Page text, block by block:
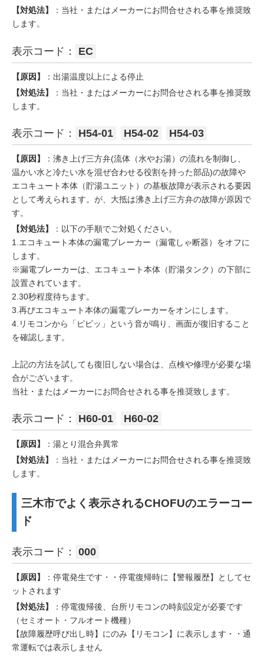
【対処法】
：当社・またはメーカーにお問合せされる事を推奨致
します。
表示コード： EC
【原因】
：出湯温度以上による停止
【対処法】
：当社・またはメーカーにお問合せされる事を推奨致
します。
表示コード： H54-01 H54-02 H54-03
【原因】
：沸き上げ三方弁(流体（水やお湯）の流れを制御し、
温かい水と冷たい水を混ぜ合わせる役割を持った部品)の故障や
エコキュート本体（貯湯ユニット）の基板故障が表示される要因
として考えられます。が、大抵は沸き上げ三方弁の故障が原因で
す。
【対処法】
：以下の手順でご対処ください。
1.エコキュート本体の漏電ブレーカー（漏電しゃ断器）をオフに
します。
※漏電ブレーカーは、エコキュート本体（貯湯タンク）の下部に
設置されています。
2.30秒程度待ちます。
3.再びエコキュート本体の漏電ブレーカーをオンにします。
4.リモコンから「ピピッ」という音が鳴り、画面が復旧すること
を確認します。
上記の方法を試しても復旧しない場合は、点検や修理が必要な場
合がございます。
当社・またはメーカーにお問合せされる事を推奨致します。
表示コード： H60-01 H60-02
【原因】
：湯とり混合弁異常
【対処法】
：当社・またはメーカーにお問合せされる事を推奨致
します。
三木市でよく表示されるCHOFUのエラーコー
ド
表示コード： 000
【原因】
：停電発生です・・停電復帰時に【警報履歴】としてセ
ットされます
【対処法】
：停電復帰後、台所リモコンの時刻設定が必要です
（セミオート・フルオート機種）
【故障履歴呼び出し時】にのみ【リモコン】に表示します・・通
常運転では表示しません